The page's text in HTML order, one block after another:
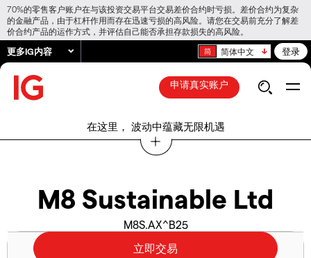
70%的零售客户账户在与该投资交易平台交易差价合约时亏损。差价合约为复杂
的金融产品，由于杠杆作用而存在迅速亏损的高风险。请您在交易前充分了解差
价合约产品的运作方式，并评估自己能否承担存款损失的高风险。
更多IG内容 简体中文 登录
申请真实账户
在这里， 波动中蕴藏无限机遇
M8 Sustainable Ltd
M8S.AX^B25